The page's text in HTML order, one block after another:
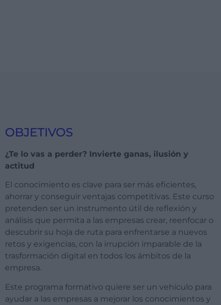
OBJETIVOS
¿Te lo vas a perder? Invierte ganas, ilusión y
actitud
El conocimiento es clave para ser más eficientes,
ahorrar y conseguir ventajas competitivas. Este curso
pretenden ser un instrumento útil de reflexión y
análisis que permita a las empresas crear, reenfocar o
descubrir su hoja de ruta para enfrentarse a nuevos
retos y exigencias, con la irrupción imparable de la
trasformación digital en todos los ámbitos de la
empresa.
Este programa formativo quiere ser un vehículo para
ayudar a las empresas a mejorar los conocimientos y